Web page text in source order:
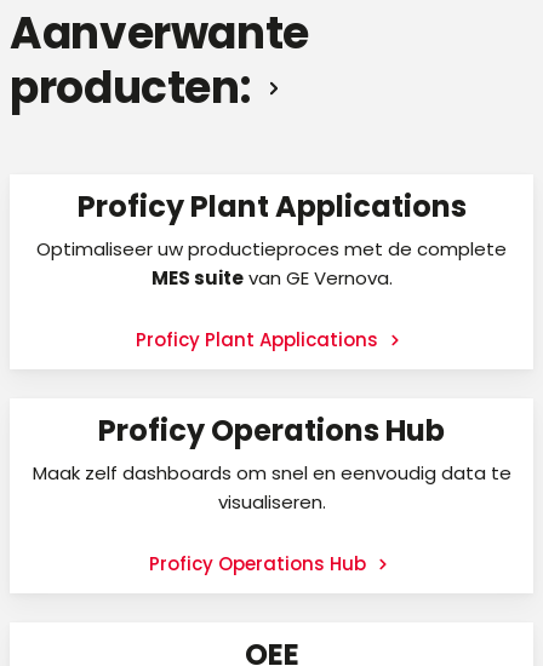
Aanverwante
producten:
Proficy Plant Applications
Optimaliseer uw productieproces met de complete
MES suitevan GE Vernova.
Proficy Plant Applications
Proficy Operations Hub
Maak zelf dashboards om snel en eenvoudig data te
visualiseren.
Proficy Operations Hub
OEE